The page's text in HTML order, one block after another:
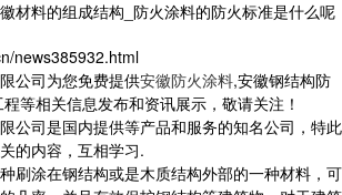
材料的组成结构_防火涂料的防火标准是什么呢
news385932.html
公司为您免费提供安徽防火涂料,安徽钢结构防
等相关信息发布和资讯展示，敬请关注！
公司是国内提供等产品和服务的知名公司，特此
的内容，互相学习.
刷涂在钢结构或是木质结构外部的一种材料，可